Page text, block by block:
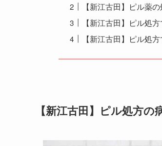
【新江古田】ピル薬
【新江古田】ピル処
【新江古田】ピル処
【新江古田】ピル処方